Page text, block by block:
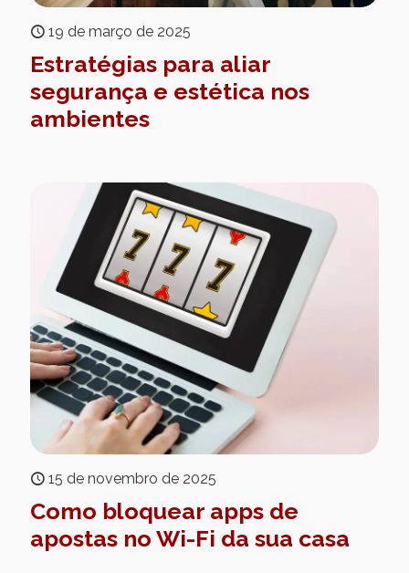
19 de março de 2025
Estratégias para aliar
segurança e estética nos
ambientes
15 de novembro de 2025
Como bloquear apps de
apostas no Wi-Fi da sua casa